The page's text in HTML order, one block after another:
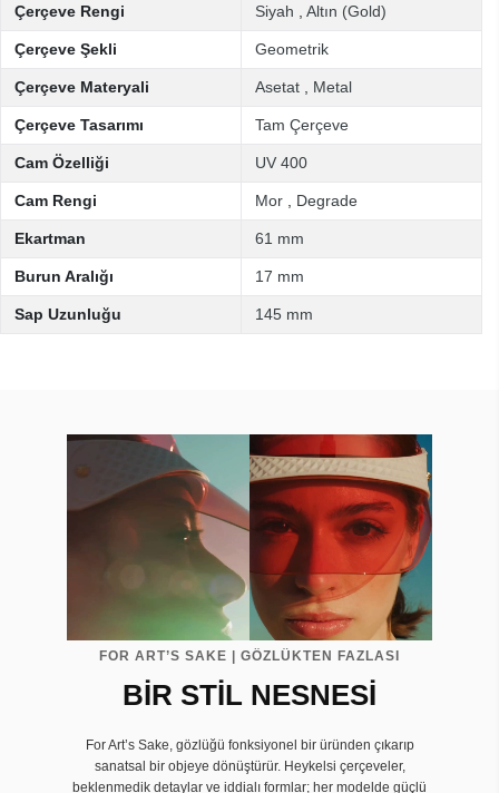
Çerçeve Rengi Siyah Altın (Gold)
Çerçeve Şekli Geometrik
Çerçeve Materyali Asetat Metal
Çerçeve Tasarımı Tam Çerçeve
Cam Özelliği UV 400
Cam Rengi Mor Degrade
Ekartman 61 mm
Burun Aralığı 17 mm
Sap Uzunluğu 145 mm
FOR ART’S SAKE | GÖZLÜKTEN FAZLASI
BİR STİL NESNESİ
For Art’s Sake, gözlüğü fonksiyonel bir üründen çıkarıp
sanatsal bir objeye dönüştürür. Heykelsi çerçeveler,
beklenmedik detaylar ve iddialı formlar; her modelde güçlü